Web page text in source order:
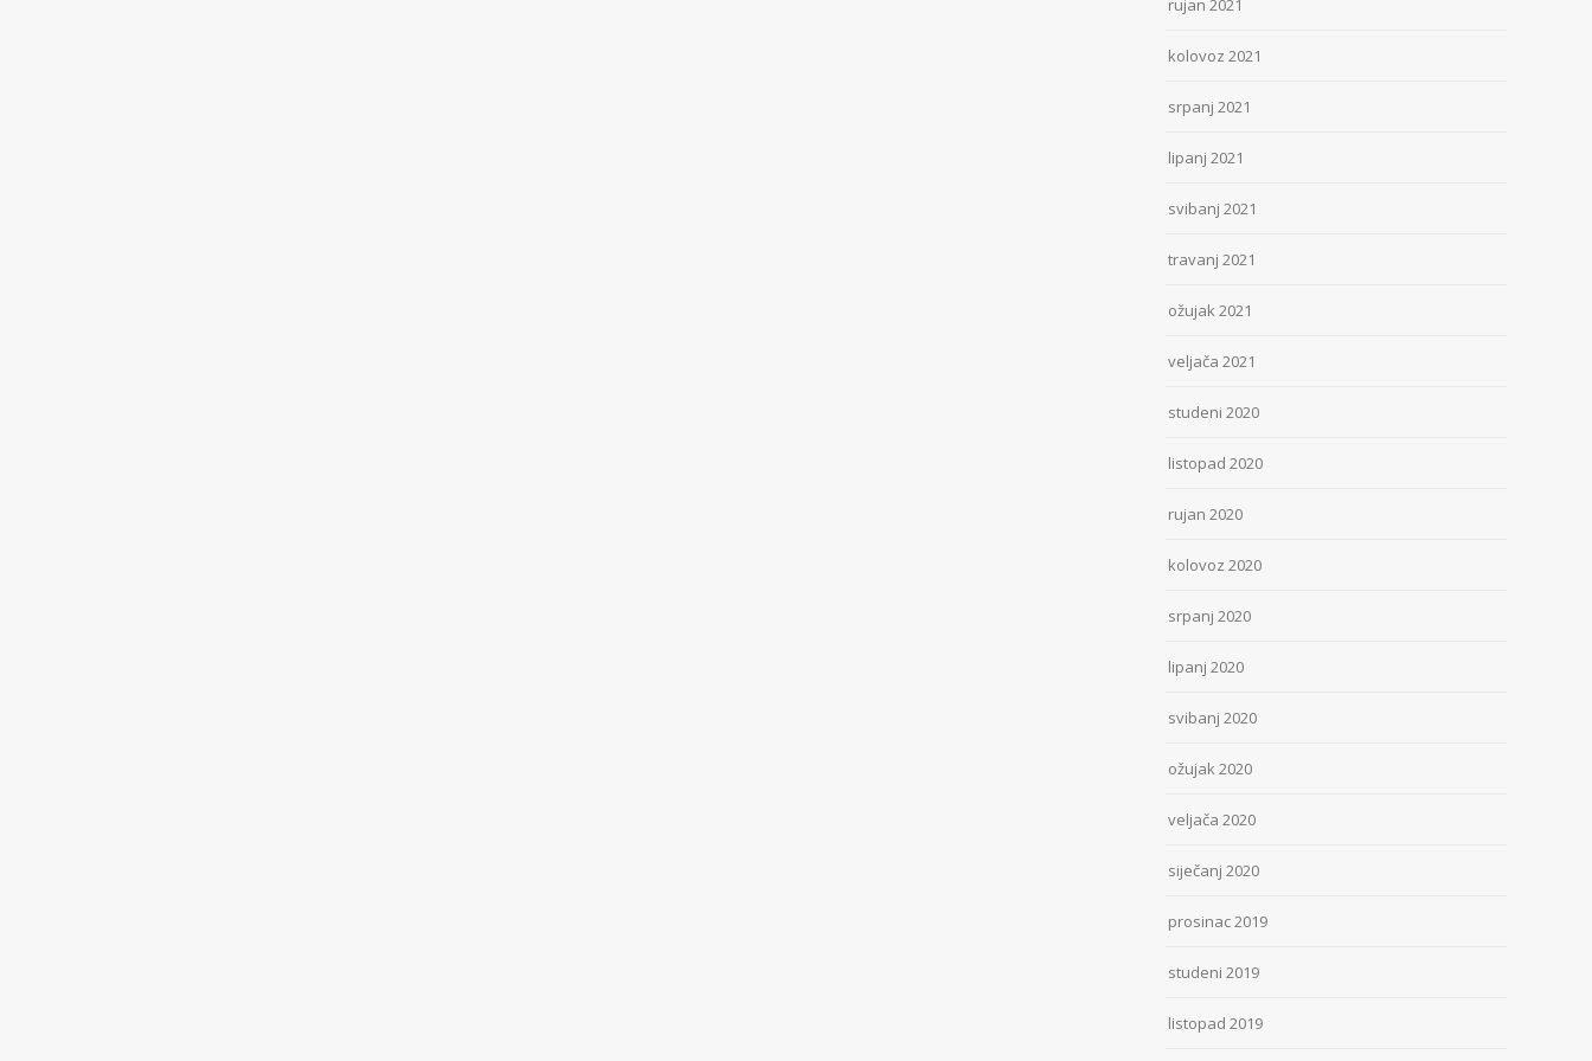
rujan 2021
kolovoz 2021
srpanj 2021
lipanj 2021
svibanj 2021
travanj 2021
ožujak 2021
veljača 2021
studeni 2020
listopad 2020
rujan 2020
kolovoz 2020
srpanj 2020
lipanj 2020
svibanj 2020
ožujak 2020
veljača 2020
siječanj 2020
prosinac 2019
studeni 2019
listopad 2019